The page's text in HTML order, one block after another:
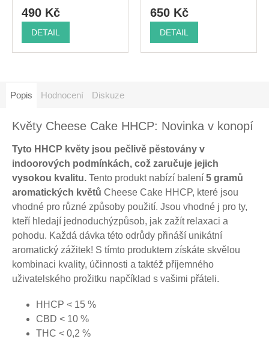
490 Kč
DETAIL
650 Kč
DETAIL
Popis Hodnocení Diskuze
Květy Cheese Cake HHCP: Novinka v konopí
Tyto HHCP květy jsou pečlivě pěstovány v
indoorových podmínkách, což zaručuje jejich
vysokou kvalitu. Tento produkt nabízí balení 5 gramů
aromatických květů Cheese Cake HHCP, které jsou
vhodné pro různé způsoby použití. Jsou vhodné j pro ty,
kteří hledají jednoduchýzpůsob, jak zažít relaxaci a
pohodu. Každá dávka této odrůdy přináší unikátní
aromatický zážitek! S tímto produktem získáte skvělou
kombinaci kvality, účinnosti a taktéž příjemného
uživatelského prožitku napčíklad s vašimi přáteli.
HHCP < 15 %
CBD < 10 %
THC < 0,2 %